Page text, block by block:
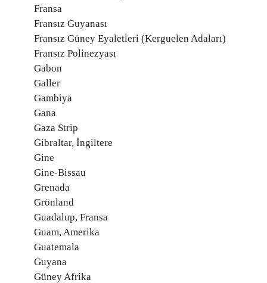
Fransa
Fransız Guyanası
Fransız Güney Eyaletleri (Kerguelen Adaları)
Fransız Polinezyası
Gabon
Galler
Gambiya
Gana
Gaza Strip
Gibraltar, İngiltere
Gine
Gine-Bissau
Grenada
Grönland
Guadalup, Fransa
Guam, Amerika
Guatemala
Guyana
Güney Afrika